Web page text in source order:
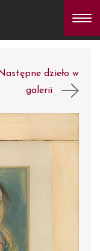
Następne dzieło w
galerii